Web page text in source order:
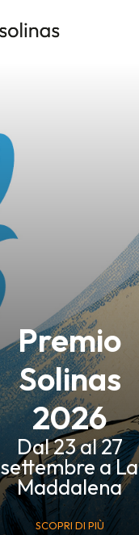
Premio
Solinas
2026
Dal 23 al 27
settembre a La
Maddalena
SCOPRI DI PIÙ